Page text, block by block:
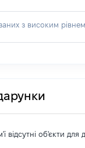
з високим рівнем
відсутні об'єкти для